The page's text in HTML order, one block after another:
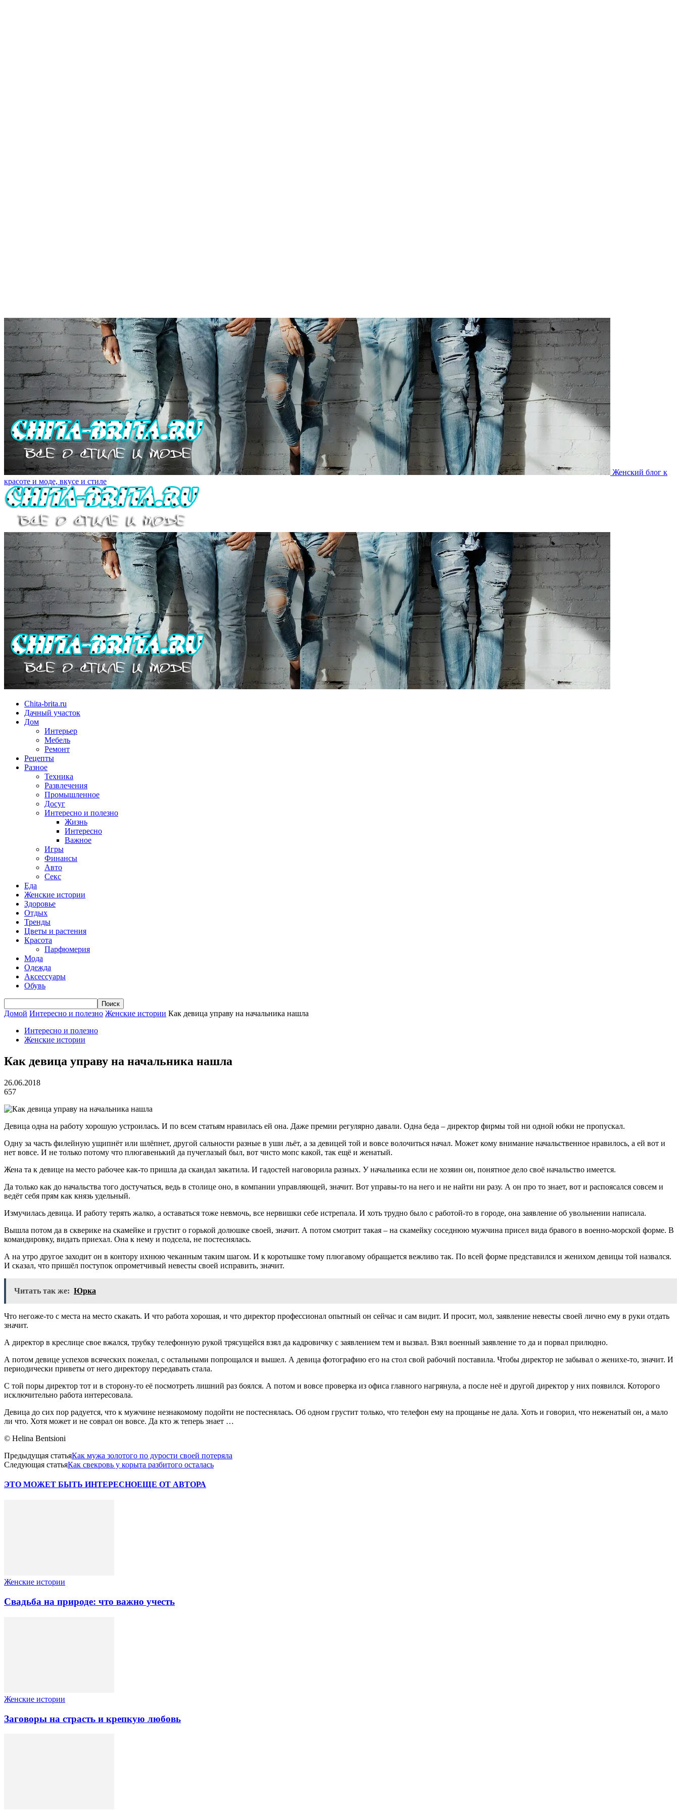
Женский блог к
красоте и моде, вкусе и стиле
Chita-brita.ru
Дачный участок
Дом
Интерьер
Мебель
Ремонт
Рецепты
Разное
Техника
Развлечения
Промышленное
Досуг
Интересно и полезно
Жизнь
Интересно
Важное
Игры
Финансы
Авто
Секс
Еда
Женские истории
Здоровье
Отдых
Тренды
Цветы и растения
Красота
Парфюмерия
Мода
Одежда
Аксессуары
Обувь
Домой Интересно и полезно Женские истории Как девица управу на начальника нашла
Интересно и полезно
Женские истории
Как девица управу на начальника нашла
26.06.2018
657
Девица одна на работу хорошую устроилась. И по всем статьям нравилась ей она. Даже премии регулярно давали. Одна беда – директор фирмы той ни одной юбки не пропускал.
Одну за часть филейную ущипнёт или шлёпнет, другой сальности разные в уши льёт, а за девицей той и вовсе волочиться начал. Может кому внимание начальственное нравилось, а ей вот и
нет вовсе. И не только потому что плюгавенький да пучеглазый был, вот чисто мопс какой, так ещё и женатый.
Жена та к девице на место рабочее как-то пришла да скандал закатила. И гадостей наговорила разных. У начальника если не хозяин он, понятное дело своё начальство имеется.
Да только как до начальства того достучаться, ведь в столице оно, в компании управляющей, значит. Вот управы-то на него и не найти ни разу. А он про то знает, вот и распоясался совсем и
ведёт себя прям как князь удельный.
Измучилась девица. И работу терять жалко, а оставаться тоже невмочь, все нервишки себе истрепала. И хоть трудно было с работой-то в городе, она заявление об увольнении написала.
Вышла потом да в скверике на скамейке и грустит о горькой долюшке своей, значит. А потом смотрит такая – на скамейку соседнюю мужчина присел вида бравого в военно-морской форме. В
командировку, видать приехал. Она к нему и подсела, не постеснялась.
А на утро другое заходит он в контору ихнюю чеканным таким шагом. И к коротышке тому плюгавому обращается вежливо так. По всей форме представился и женихом девицы той назвался.
И сказал, что пришёл поступок опрометчивый невесты своей исправить, значит.
Читать так же: Юрка
Что негоже-то с места на место скакать. И что работа хорошая, и что директор профессионал опытный он сейчас и сам видит. И просит, мол, заявление невесты своей лично ему в руки отдать
значит.
А директор в креслице свое вжался, трубку телефонную рукой трясущейся взял да кадровичку с заявлением тем и вызвал. Взял военный заявление то да и порвал прилюдно.
А потом девице успехов всяческих пожелал, с остальными попрощался и вышел. А девица фотографию его на стол свой рабочий поставила. Чтобы директор не забывал о женихе-то, значит. И
периодически приветы от него директору передавать стала.
С той поры директор тот и в сторону-то её посмотреть лишний раз боялся. А потом и вовсе проверка из офиса главного нагрянула, а после неё и другой директор у них появился. Которого
исключительно работа интересовала.
Девица до сих пор радуется, что к мужчине незнакомому подойти не постеснялась. Об одном грустит только, что телефон ему на прощанье не дала. Хоть и говорил, что неженатый он, а мало
ли что. Хотя может и не соврал он вовсе. Да кто ж теперь знает …
© Helina Bentsioni
Предыдущая статьяКак мужа золотого по дурости своей потеряла
Следующая статьяКак свекровь у корыта разбитого осталась
ЭТО МОЖЕТ БЫТЬ ИНТЕРЕСНОЕЩЕ ОТ АВТОРА
Женские истории
Свадьба на природе: что важно учесть
Женские истории
Заговоры на страсть и крепкую любовь